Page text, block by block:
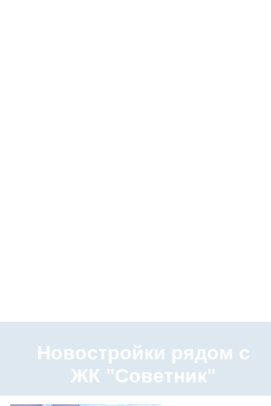
Новостройки рядом с
ЖК "Советник"